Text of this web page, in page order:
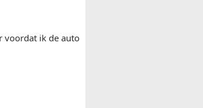
voordat ik de auto